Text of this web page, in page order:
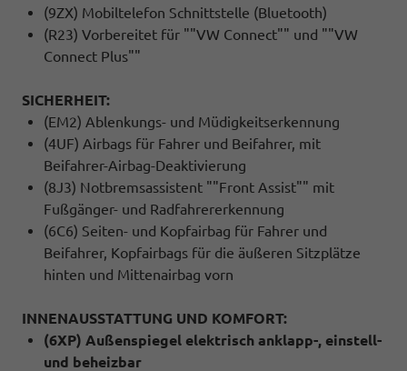
(9ZX) Mobiltelefon Schnittstelle (Bluetooth)
(R23) Vorbereitet für ""VW Connect"" und ""VW
Connect Plus""
SICHERHEIT:
(EM2) Ablenkungs- und Müdigkeitserkennung
(4UF) Airbags für Fahrer und Beifahrer, mit
Beifahrer-Airbag-Deaktivierung
(8J3) Notbremsassistent ""Front Assist"" mit
Fußgänger- und Radfahrererkennung
(6C6) Seiten- und Kopfairbag für Fahrer und
Beifahrer, Kopfairbags für die äußeren Sitzplätze
hinten und Mittenairbag vorn
INNENAUSSTATTUNG UND KOMFORT:
(6XP) Außenspiegel elektrisch anklapp-, einstell-
und beheizbar